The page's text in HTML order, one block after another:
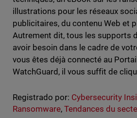
illustrations pour les réseaux
publicitaires, du contenu Web et
Autrement dit, tous les supports
avoir besoin dans le cadre de
vous êtes déjà connecté au
WatchGuard, il vous suffit de
Registrado por: Cybersecurity
Ransomware, Tendances du